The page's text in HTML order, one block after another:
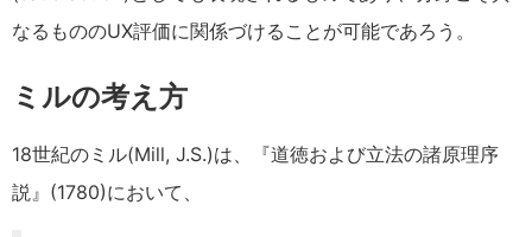
なるもののUX評価に関係づけることが可能であろう。
ミルの考え方
18世紀のミル(Mill, J.S.)は、『道徳および立法の諸原理序
説』(1780)において、